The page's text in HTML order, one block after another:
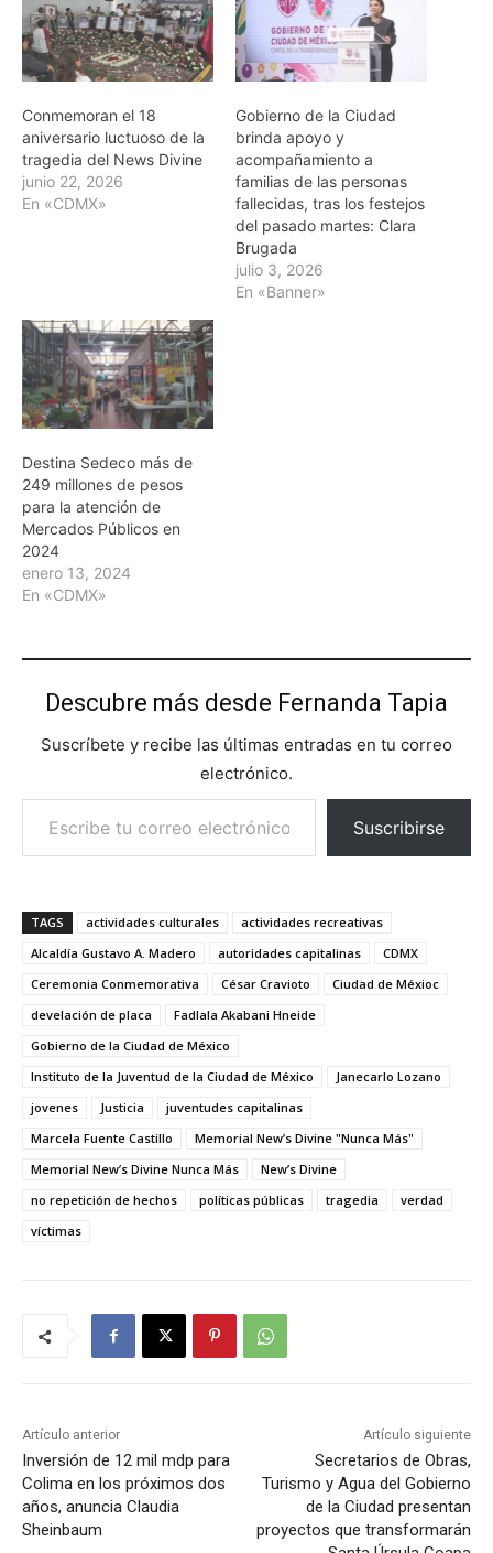
Conmemoran el 18
aniversario luctuoso de la
tragedia del News Divine
junio 22, 2026
En «CDMX»
Gobierno de la Ciudad
brinda apoyo y
acompañamiento a
familias de las personas
fallecidas, tras los festejos
del pasado martes: Clara
Brugada
julio 3, 2026
En «Banner»
Destina Sedeco más de
249 millones de pesos
para la atención de
Mercados Públicos en
2024
enero 13, 2024
En «CDMX»
Descubre más desde Fernanda Tapia
Suscríbete y recibe las últimas entradas en tu correo
electrónico.
Escribe tu correo electrónico…
Suscribirse
TAGS actividades culturales
actividades recreativas
Alcaldía Gustavo A. Madero
autoridades capitalinas
CDMX
Ceremonia Conmemorativa
César Cravioto
Ciudad de Méxioc
develación de placa
Fadlala Akabani Hneide
Gobierno de la Ciudad de México
Instituto de la Juventud de la Ciudad de México
Janecarlo Lozano
jovenes
Justicia
juventudes capitalinas
Marcela Fuente Castillo
Memorial New’s Divine "Nunca Más"
Memorial New’s Divine Nunca Más
New’s Divine
no repetición de hechos
políticas públicas tragedia
verdad
víctimas
Artículo anterior
Inversión de 12 mil mdp para
Colima en los próximos dos
años, anuncia Claudia
Sheinbaum
Artículo siguiente
Secretarios de Obras,
Turismo y Agua del Gobierno
de la Ciudad presentan
proyectos que transformarán